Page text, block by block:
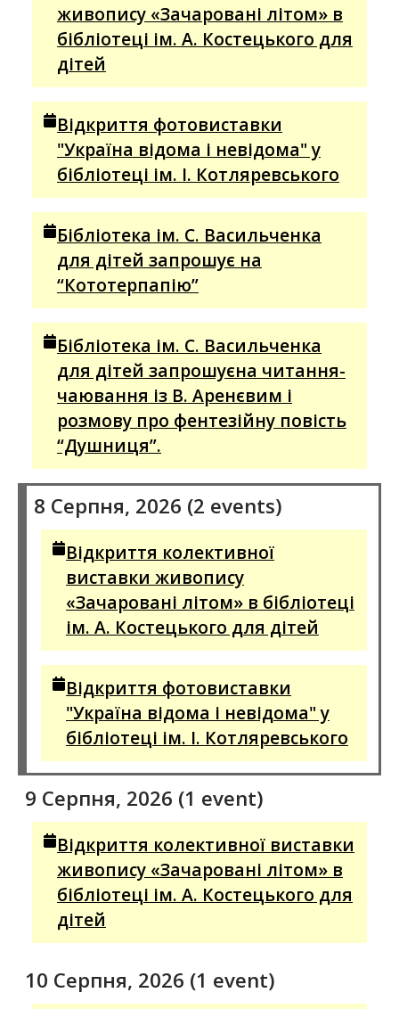
живопису «Зачаровані літом» в
бібліотеці ім. А. Костецького для
дітей
Відкриття фотовиставки
"Україна відома і невідома" у
бібліотеці ім. І. Котляревського
Бібліотека ім. С. Васильченка
для дітей запрошує на
“Кототерпапію”
Бібліотека ім. С. Васильченка
для дітей запрошуєна читання-
чаювання із В. Аренєвим і
розмову про фентезійну повість
“Душниця”.
8 Серпня, 2026 (2 events)
Відкриття колективної
виставки живопису
«Зачаровані літом» в бібліотеці
ім. А. Костецького для дітей
Відкриття фотовиставки
"Україна відома і невідома" у
бібліотеці ім. І. Котляревського
9 Серпня, 2026 (1 event)
Відкриття колективної виставки
живопису «Зачаровані літом» в
бібліотеці ім. А. Костецького для
дітей
10 Серпня, 2026 (1 event)